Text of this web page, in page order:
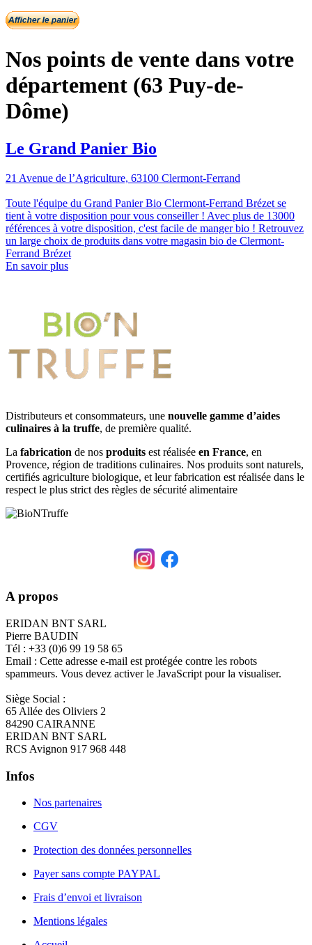
Nos points de vente dans votre
département (63 Puy-de-
Dôme)
Le Grand Panier Bio
21 Avenue de l’Agriculture, 63100 Clermont-Ferrand
Toute l'équipe du Grand Panier Bio Clermont-Ferrand Brézet se
tient à votre disposition pour vous conseiller ! Avec plus de 13000
références à votre disposition, c'est facile de manger bio ! Retrouvez
un large choix de produits dans votre magasin bio de Clermont-
Ferrand Brézet
En savoir plus
Distributeurs et consommateurs, une nouvelle gamme d’aides
culinaires à la truffe, de première qualité.
La fabrication de nos produits est réalisée en France, en
Provence, région de traditions culinaires. Nos produits sont naturels,
certifiés agriculture biologique, et leur fabrication est réalisée dans le
respect le plus strict des règles de sécurité alimentaire
A propos
ERIDAN BNT SARL
Pierre BAUDIN
Tél : +33 (0)6 99 19 58 65
Email : Cette adresse e-mail est protégée contre les robots
spammeurs. Vous devez activer le JavaScript pour la visualiser.
Siège Social :
65 Allée des Oliviers 2
84290 CAIRANNE
ERIDAN BNT SARL
RCS Avignon 917 968 448
Infos
Nos partenaires
CGV
Protection des données personnelles
Payer sans compte PAYPAL
Frais d’envoi et livraison
Mentions légales